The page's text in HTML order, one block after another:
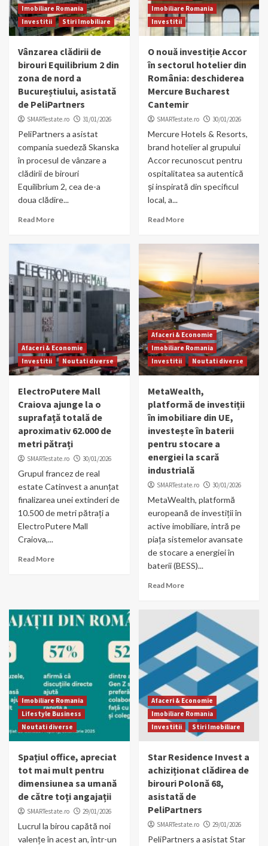
Imobiliare Romania
Investitii
Stiri Imobiliare
Vânzarea clădirii de
birouri Equilibrium 2 din
zona de nord a
Bucureștiului, asistată
de PeliPartners
SMARTestate.ro 31/01/2026
PeliPartners a asistat
compania suedeză Skanska
în procesul de vânzare a
clădirii de birouri
Equilibrium 2, cea de-a
doua clădire...
Read More
Imobiliare Romania
Investitii
O nouă investiție Accor
în sectorul hotelier din
România: deschiderea
Mercure Bucharest
Cantemir
SMARTestate.ro 30/01/2026
Mercure Hotels & Resorts,
brand hotelier al grupului
Accor recunoscut pentru
ospitalitatea sa autentică
și inspirată din specificul
local, a...
Read More
Afaceri & Economie
Investitii
Noutati diverse
ElectroPutere Mall
Craiova ajunge la o
suprafață totală de
aproximativ 62.000 de
metri pătrați
SMARTestate.ro 30/01/2026
Grupul francez de real
estate Catinvest a anunțat
finalizarea unei extinderi de
10.500 de metri pătrați a
ElectroPutere Mall
Craiova,...
Read More
Afaceri & Economie
Imobiliare Romania
Investitii
Noutati diverse
MetaWealth,
platformă de investiții
în imobiliare din UE,
investește în baterii
pentru stocare a
energiei la scară
industrială
SMARTestate.ro 30/01/2026
MetaWealth, platformă
europeană de investiții în
active imobiliare, intră pe
piața sistemelor avansate
de stocare a energiei în
baterii (BESS)...
Read More
Imobiliare Romania
Lifestyle Business
Noutati diverse
Spațiul office, apreciat
tot mai mult pentru
dimensiunea sa umană
de către toți angajații
SMARTestate.ro 29/01/2026
Lucrul la birou capătă noi
valențe în acest an, într-un
Afaceri & Economie
Imobiliare Romania
Investitii
Stiri Imobiliare
Star Residence Invest a
achiziționat clădirea de
birouri Polonă 68,
asistată de
PeliPartners
SMARTestate.ro 29/01/2026
PeliPartners a asistat Star